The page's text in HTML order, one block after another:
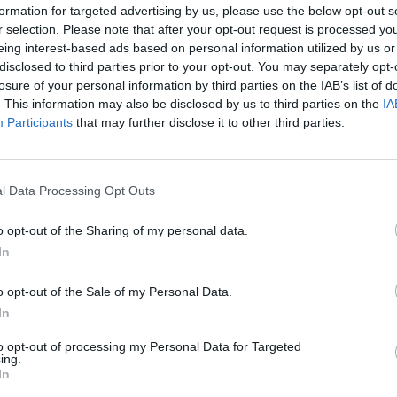
for targeted advertising by us, please use the below opt-out
selection. Please note that after your opt-out request is processed
interest-based ads based on personal information utilized by us
to third parties prior to your opt-out. You may separately
of your personal information by third parties on the IAB’s list of
This information may also be disclosed by us to third parties on the
Participants that may further disclose it to other third parties.
Data Processing Opt Outs
opt-out of the Sharing of my personal data.
opt-out of the Sale of my Personal Data.
opt-out of processing my Personal Data for Targeted
€
€ 16 + € 2,00
€ 11 + €
2,00
€
€ 12 + € 2,00
€ 8 + €
€
posto a sedere, pertanto non
sufficiente esibire la tessera sanitaria
Under 14 nel settore Curva Sud sarà
card (Hyppo Card, Granata Card e